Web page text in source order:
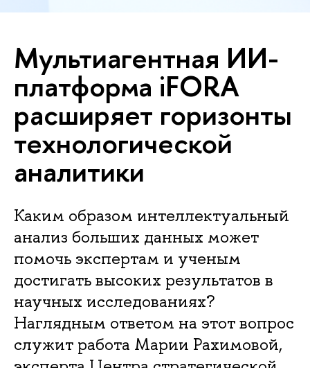
Мультиагентная ИИ-
платформа iFORA
расширяет горизонты
технологической
аналитики
Каким образом интеллектуальный
анализ больших данных может
помочь экспертам и ученым
достигать высоких результатов в
научных исследованиях?
Наглядным ответом на этот вопрос
служит работа Марии Рахимовой,